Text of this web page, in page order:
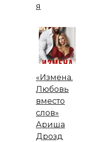
я
«Измена.
Любовь
вместо
слов»
Ариша
Дрозд